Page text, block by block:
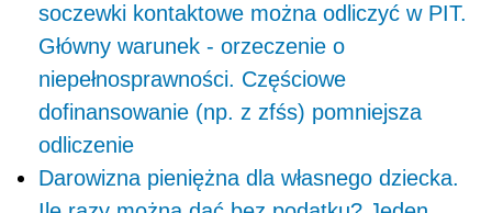
soczewki kontaktowe można odliczyć w PIT.
Główny warunek - orzeczenie o
niepełnosprawności. Częściowe
dofinansowanie (np. z zfśs) pomniejsza
odliczenie
Darowizna pieniężna dla własnego dziecka.